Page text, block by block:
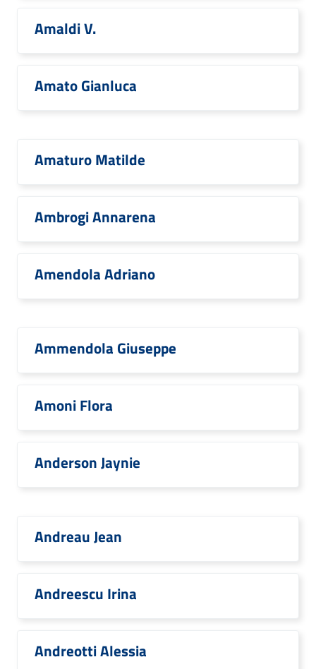
Amaldi V.
Amato Gianluca
Amaturo Matilde
Ambrogi Annarena
Amendola Adriano
Ammendola Giuseppe
Amoni Flora
Anderson Jaynie
Andreau Jean
Andreescu Irina
Andreotti Alessia